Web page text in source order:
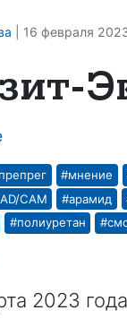
| 16 февраля
#мнение
CAM #арамид
#полиуретан
2023